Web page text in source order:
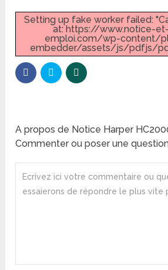
Setting up fake worker failed:
at: https://www.notice-
emploi.com/wp-content/
embedder/assets/js/pdfjs/
A propos de Notice Harper
Commenter ou poser une